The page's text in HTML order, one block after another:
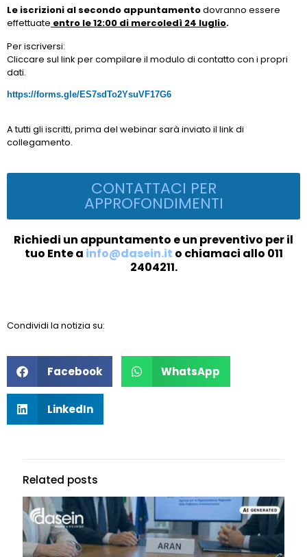
Le iscrizioni al secondo appuntamentodovranno essere
effettuate entro le 12:00 di mercoledì 24 luglio.
Per iscriversi:
Cliccare sul link per compilare il modulo di contatto con i propri
dati.
https://forms.gle/ES7sdTo2YsuVF17G6
A tutti gli iscritti, prima del webinar sarà inviato il link di
collegamento.
CONTATTACI PER
APPROFONDIMENTI
Richiedi un appuntamento e un preventivo per il
tuo Ente a info@dasein.it o chiamaci allo 011
2404211.
Condividi la notizia su:
Facebook WhatsApp
LinkedIn
Related posts